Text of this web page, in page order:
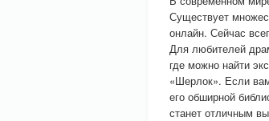
Существует
онлайн. Сейчас
Для любителей
где можно найти
«Шерлок». Если
его обширной
станет отличным